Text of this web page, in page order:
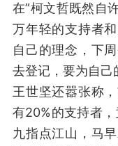
在”柯文哲既然自
万年轻的支持者
自己的理念，下
去登记，要为自己
王世坚还嚣张称
有20%的支持者
九指点江山，马